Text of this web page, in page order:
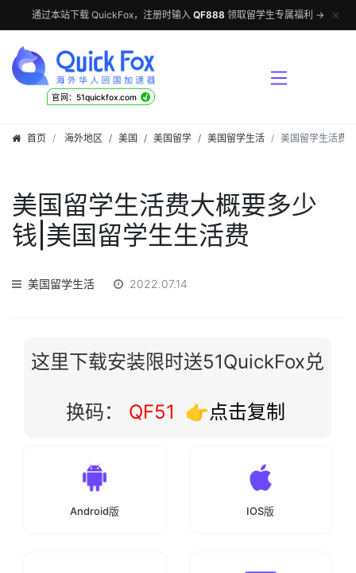
通过本站下载 QuickFox，注册时输入 QF888 领取留学生专属福利 → ✕
官网：51quickfox.com √
首页 海外地区 / 美国 / 美国留学 / 美国留学生活 美国留学生活费
美国留学生活费大概要多少
钱|美国留学生生活费
美国留学生活 2022.07.14
这里下载安装限时送51QuickFox兑
换码： QF51 👉点击复制
Android版 IOS版